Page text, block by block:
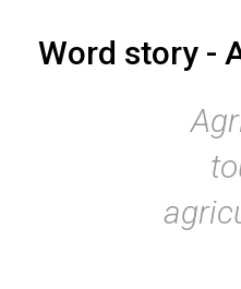
Word story -